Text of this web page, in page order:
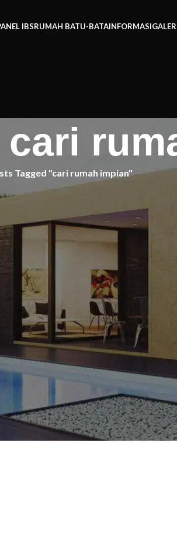
IBSRUMAH BATU-BATAINFORMASI
Tagged "cari rumah impian"